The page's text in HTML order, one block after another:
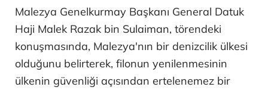
Malezya Genelkurmay Başkanı General Datuk
Haji Malek Razak bin Sulaiman, törendeki
konuşmasında, Malezya'nın bir denizcilik ülkesi
olduğunu belirterek, filonun yenilenmesinin
ülkenin güvenliği açısından ertelenemez bir